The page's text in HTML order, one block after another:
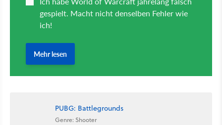
PUBG: Battlegrounds
Genre: Shooter